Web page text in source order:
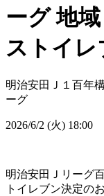
ーグ 地
ストイレ
明治安田Ｊ１百年
ーグ
2026/6/2 (火) 18:00
明治安田Ｊリーグ
トイレブン決定の